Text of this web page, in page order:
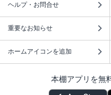
ヘルプ・お問合せ
重要なお知らせ
ホームアイコンを追加
本棚アプリを無